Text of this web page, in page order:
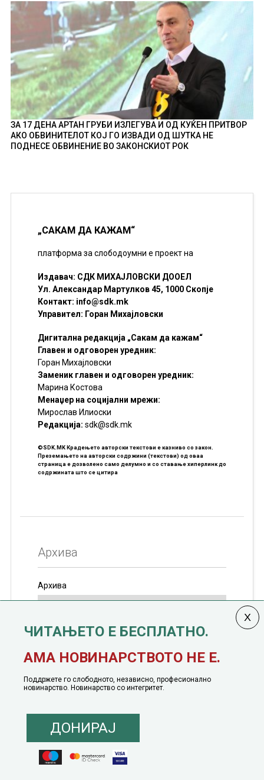
ЗА 17 ДЕНА АРТАН ГРУБИ ИЗЛЕГУВА И ОД КУЌЕН ПРИТВОР
АКО ОБВИНИТЕЛОТ КОЈ ГО ИЗВАДИ ОД ШУТКА НЕ
ПОДНЕСЕ ОБВИНЕНИЕ ВО ЗАКОНСКИОТ РОК
„САКАМ ДА КАЖАМ“
платформа за слободоумни е проект на
Издавач: СДК МИХАЈЛОВСКИ ДООЕЛ
Ул. Александар Мартулков 45, 1000 Скопје
Контакт: info@sdk.mk
Управител: Горан Михајловски
Дигитална редакција „Сакам да кажам“
Главен и одговорен уредник:
Горан Михајловски
Заменик главен и одговорен уредник:
Марина Костова
Менаџер на социјални мрежи:
Мирослав Илиоски
Редакцијa: sdk@sdk.mk
©SDK.MK Крадењето авторски текстови е казниво со закон.
Преземањето на авторски содржини (текстови) од оваа
страница е дозволено само делумно и со ставање хиперлинк до
содржината што се цитира
Архива
Архива
јануари, 1991 година
© 2016 - 2026 Сакам Да Кажам. Сите права задржани |
Понуда за политичко рекламирање
Политика на инклузија
Кодекс на однесување
ЧИТАЊЕТО Е БЕСПЛАТНО.
АМА НОВИНАРСТВОТО НЕ Е.
Поддржете го слободното, независно, професионално
новинарство. Новинарство со интегритет.
ДОНИРАЈ